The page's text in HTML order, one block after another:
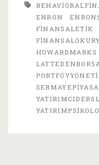
ENRON
FINANSALETIK
HOWARDMARKS